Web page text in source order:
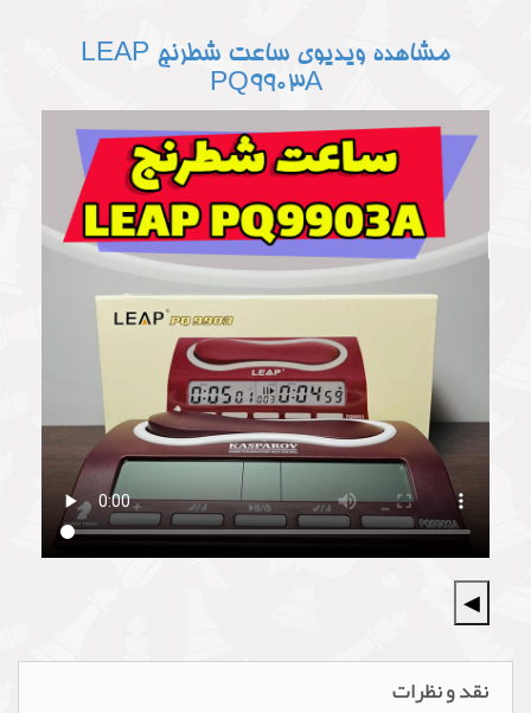
مشاهده ویدیوی ساعت شطرنج LEAP
PQ9903A
◀
نقد و نظرات